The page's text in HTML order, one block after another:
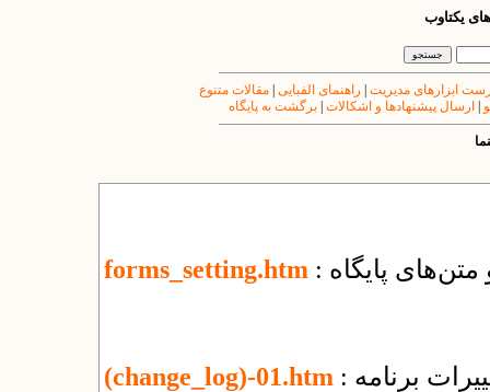
یکتاوب
ابزارهای مدیریت راهنمای الفبایی |مقالات متنوع
ارسال پیشنهادها و اشکالات برگشت به پایگاه
forms_setting.htm متن‌های پایگاه
(change_log)-01.htm برنامه